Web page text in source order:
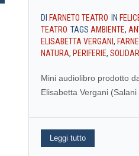
DI FARNETO TEATRO IN
TEATRO TAGS AMBIENTE,
ELISABETTA VERGANI ,
NATURA, PERIFERIE,
Mini audiolibro prodotto
Elisabetta Vergani (Salani
Leggi tutto